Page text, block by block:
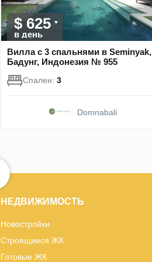
$ 625
в день
Вилла с 3 спальнями в Seminyak,
Бадунг, Индонезия № 955
Спален: 3
Domnabali
НЕДВИЖИМОСТЬ
Новостройки
Строящиеся ЖК
Готовые ЖК